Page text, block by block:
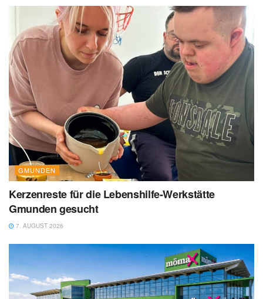
GMUNDEN
Kerzenreste für die Lebenshilfe-Werkstätte
Gmunden gesucht
7. AUGUST 2026